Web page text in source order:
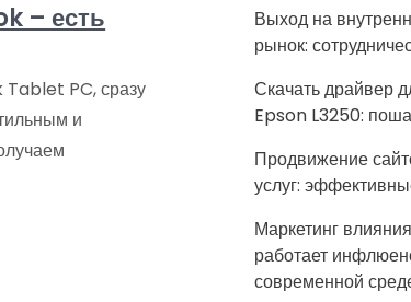
– есть
PC, сразу
и
Выход на
рынок:
Скачать драйвер
Epson L3250:
Продвижение
услуг:
Маркетинг
работает
современной